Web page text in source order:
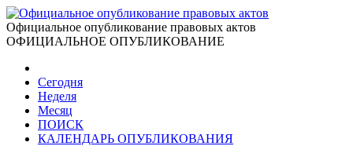
Официальное опубликование правовых актов
ОФИЦИАЛЬНОЕ ОПУБЛИКОВАНИЕ
Сегодня
Неделя
Месяц
ПОИСК
КАЛЕНДАРЬ ОПУБЛИКОВАНИЯ